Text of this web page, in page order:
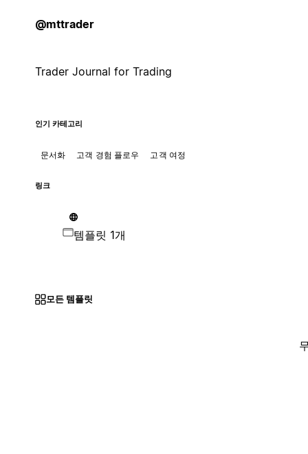
@mttrader
Trader Journal for Trading
인기 카테고리
문서화 고객 경험 플로우 고객 여정
링크
템플릿 1개
모든 템플릿